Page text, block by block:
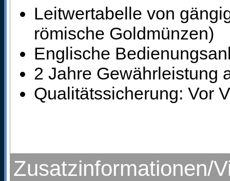
Leitwertabelle von
römische Goldmünzen)
Englische
2 Jahre Gewährleistung
Qualitätssicherung: Vor
Zusatzinformationen/